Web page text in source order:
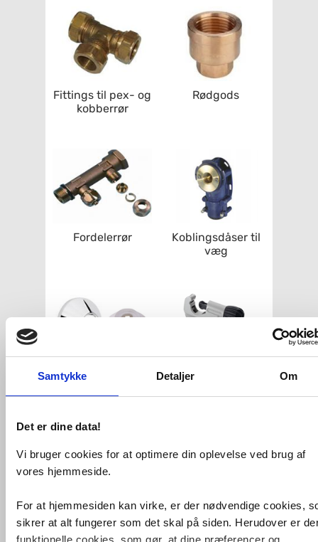
Samtykke Detaljer Om
Det er dine data!
Vi bruger cookies for at optimere din oplevelse ved brug af
vores hjemmeside.
For at hjemmesiden kan virke, er der nødvendige cookies,
sikrer at alt fungerer som det skal på siden. Herudover er
funktionelle cookies, som gør, at dine præferencer og
Fittings til pex- og
kobberrør
Rødgods
Fordelerrør
Koblingsdåser til
væg
Rosetter
Komplet
gulvvarmesystem
Rumtermostater,
styreenheder og